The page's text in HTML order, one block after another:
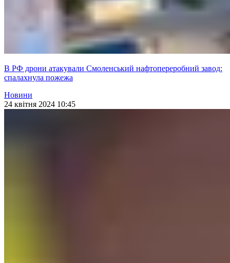
В РФ дрони атакували Смоленський нафтопереробний завод:
спалахнула пожежа
Новини
24 квітня 2024 10:45